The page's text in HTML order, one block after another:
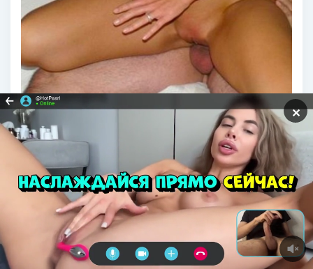
Красивые женщины после 30 трах ✕